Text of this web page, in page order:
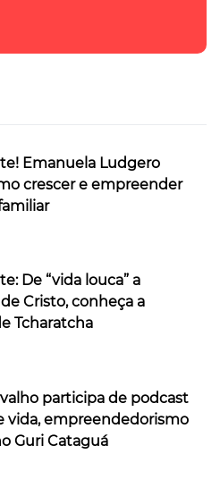
Emanuela Ludgero
crescer e empreender
De “vida louca” a
Cristo, conheça a
Tcharatcha
participa de podcast
vida, empreendedorismo
Guri Cataguá